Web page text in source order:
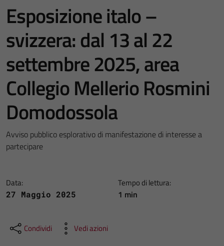
Esposizione italo –
svizzera: dal 13 al 22
settembre 2025, area
Collegio Mellerio Rosmini
Domodossola
Avviso pubblico esplorativo di manifestazione di interesse a
partecipare
Data:
27 Maggio 2025
Tempo di lettura:
1 min
Condividi Vedi azioni